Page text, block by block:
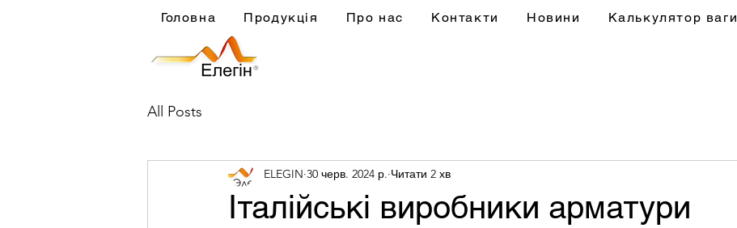
Головна Продукція Про нас Контакти Новини Калькулятор ваги
All Posts
Італійські виробники арматури
ELEGIN 30 черв. 2024 р. Читати 2 хв